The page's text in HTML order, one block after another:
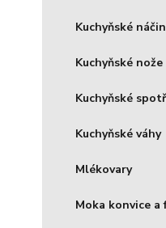
Kuchyňské
Kuchyňské nože
Kuchyňské
Kuchyňské váhy
Mlékovary
Moka konvice a